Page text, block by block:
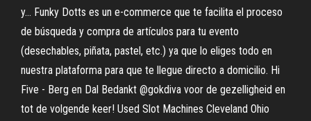
y… Funky Dotts es un e-commerce que te facilita el proceso
de búsqueda y compra de artículos para tu evento
(desechables, piñata, pastel, etc.) ya que lo eliges todo en
nuestra plataforma para que te llegue directo a domicilio. Hi
Five - Berg en Dal Bedankt @gokdiva voor de gezelligheid en
tot de volgende keer! Used Slot Machines Cleveland Ohio